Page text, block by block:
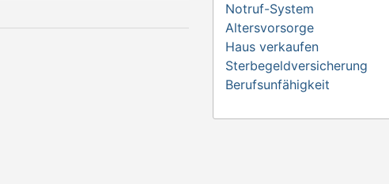
Notruf-System
Altersvorsorge
Haus verkaufen
Sterbegeldversicherung
Berufsunfähigkeit